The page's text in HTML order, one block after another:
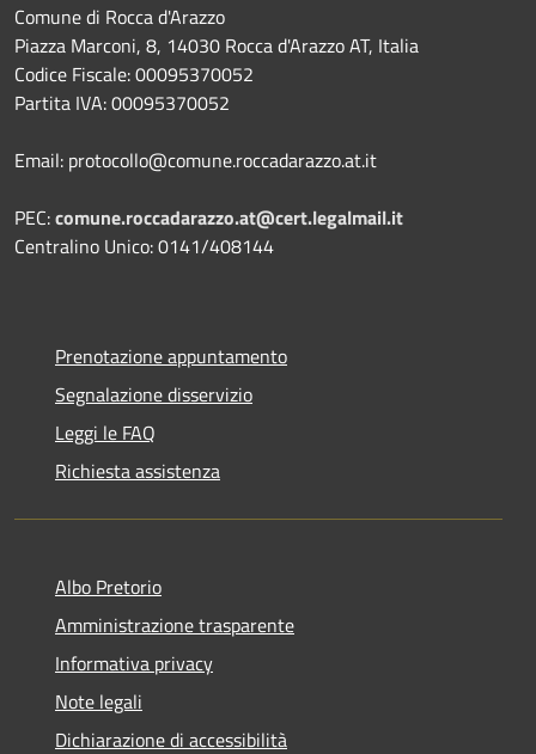
Comune di Rocca d'Arazzo
Piazza Marconi, 8, 14030 Rocca d'Arazzo AT, Italia
Codice Fiscale: 00095370052
Partita IVA: 00095370052
Email: protocollo@comune.roccadarazzo.at.it
PEC:comune.roccadarazzo.at@cert.legalmail.it
Centralino Unico: 0141/408144
Prenotazione appuntamento
Segnalazione disservizio
Leggi le FAQ
Richiesta assistenza
Albo Pretorio
Amministrazione trasparente
Informativa privacy
Note legali
Dichiarazione di accessibilità